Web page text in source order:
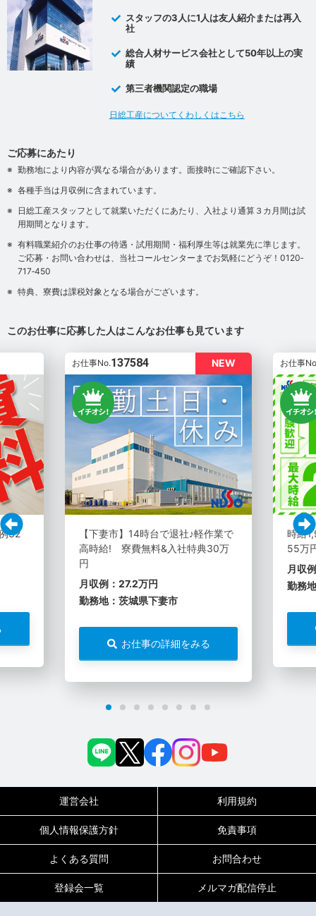
0120-717-450
スタッフの3人に1人は友人紹介または再入
社
総合人材サービス会社として50年以上の実
績
第三者機関認定の職場
日総工産についてくわしくはこちら
ご応募にあたり
勤務地により内容が異なる場合があります。面接時にご確認下さい。
各種手当は月収例に含まれています。
日総工産スタッフとして就業いただくにあたり、入社より通算３カ月間は試
用期間となります。
有料職業紹介のお仕事の待遇・試用期間・福利厚生等は就業先に準じます。
ご応募・お問い合わせは、当社コールセンターまでお気軽にどうぞ！0120‐
717‐450
特典、寮費は課税対象となる場合がございます。
このお仕事に応募した人はこんなお仕事も見ています
32
NEW
お仕事No.137584
【下妻市】14時台で退社♪軽作業で
高時給! 寮費無料&入社特典30万
円
月収例：27.2万円
勤務地：茨城県下妻市
お仕事の詳細をみる
お仕事
時給
55万
月収
勤務
運営会社 利用規約
個人情報保護方針 免責事項
よくある質問 お問合わせ
登録会一覧 メルマガ配信停止